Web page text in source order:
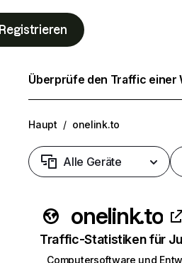
Registrieren
Überprüfe den Traffic einer
Haupt / onelink.to
Alle Geräte
onelink.to
Traffic-Statistiken für
Computersoftware und